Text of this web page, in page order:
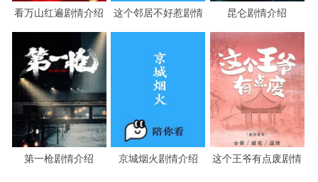
看万山红遍剧情介绍
这个邻居不好惹剧情
介绍
昆仑剧情介绍
第一枪剧情介绍 京城烟火剧情介绍
这个王爷有点废剧情